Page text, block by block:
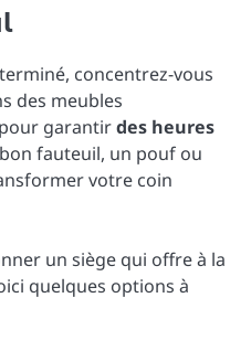
concentrez-vous
des meubles
garantirdes heures
fauteuil, un pouf ou
votre coin
un siège qui offre à la
quelques options à